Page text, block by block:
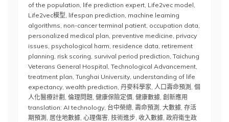
of the population, life prediction expert, Life2vec model,
Life2vec模型, lifespan prediction, machine learning
algorithms, non-cancer terminal patient, occupation data,
personalized medical plan, preventive medicine, privacy
issues, psychological harm, residence data, retirement
planning, risk scoring, survival period prediction, Taichung
Veterans General Hospital, Technological Advancement,
treatment plan, Tunghai University, understanding of life
expectancy, wealth prediction, 丹麥科學家, 人口壽命預測 , 個
人化醫療計劃 , 倫理問題, 健康保險定價, 健康數據, 創新應用
translation: AI technology, 台中榮總, 壽命預測 , 大數據, 存活
期預測 , 居住地數據, 心理傷害, 技術進步, 收入數據, 政府衛生政